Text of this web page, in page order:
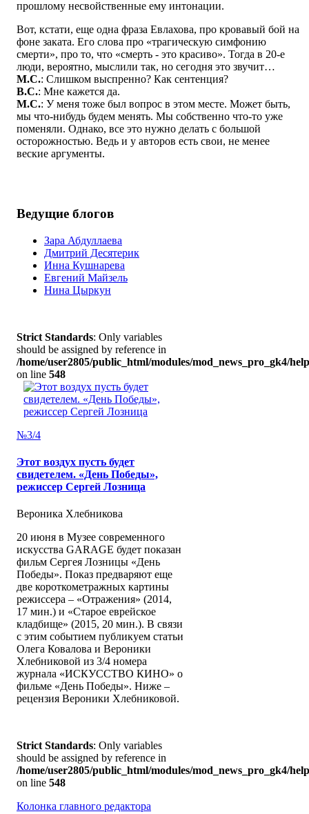
прошлому несвойственные ему интонации.
Вот, кстати, еще одна фраза Евлахова, про кровавый бой на
фоне заката. Его слова про «трагическую симфонию
смерти», про то, что «смерть - это красиво». Тогда в 20-е
люди, вероятно, мыслили так, но сегодня это звучит…
М.С.: Слишком выспренно? Как сентенция?
В.С.: Мне кажется да.
М.С.: У меня тоже был вопрос в этом месте. Может быть,
мы что-нибудь будем менять. Мы собственно что-то уже
поменяли. Однако, все это нужно делать с большой
осторожностью. Ведь и у авторов есть свои, не менее
веские аргументы.
Ведущие блогов
Зара Абдуллаева
Дмитрий Десятерик
Инна Кушнарева
Евгений Майзель
Нина Цыркун
Strict Standards: Only variables
should be assigned by reference in
/home/user2805/public_html/modules/mod_news_pro_gk4/
on line 548
№3/4
Этот воздух пусть будет
свидетелем. «День Победы»,
режиссер Сергей Лозница
Вероника Хлебникова
20 июня в Музее современного
искусства GARAGE будет показан
фильм Сергея Лозницы «День
Победы». Показ предваряют еще
две короткометражных картины
режиссера – «Отражения» (2014,
17 мин.) и «Старое еврейское
кладбище» (2015, 20 мин.). В связи
с этим событием публикуем статьи
Олега Ковалова и Вероники
Хлебниковой из 3/4 номера
журнала «ИСКУССТВО КИНО» о
фильме «День Победы». Ниже –
рецензия Вероники Хлебниковой.
Strict Standards: Only variables
should be assigned by reference in
/home/user2805/public_html/modules/mod_news_pro_gk4/
on line 548
Колонка главного редактора